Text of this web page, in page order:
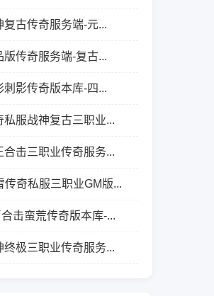
复古传奇服务端-元...
版传奇服务端-复古...
刺影传奇版本库-四...
私服战神复古三职业...
合击三职业传奇服务...
传奇私服三职业GM版...
击蛮荒传奇版本库-...
终极三职业传奇服务...